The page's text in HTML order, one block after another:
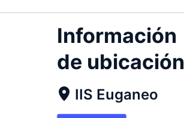
Información
de ubicación
IIS Euganeo